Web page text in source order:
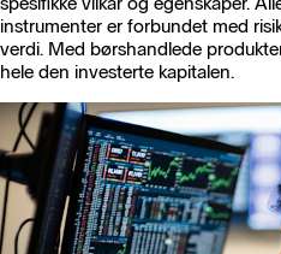
instrumenter er forbundet med
verdi. Med børshandlede
hele den investerte kapitalen.